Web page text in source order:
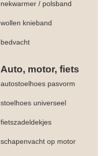
nekwarmer / polsband
wollen knieband
bedvacht
Auto, motor, fiets
autostoelhoes pasvorm
stoelhoes universeel
fietszadeldekjes
schapenvacht op motor